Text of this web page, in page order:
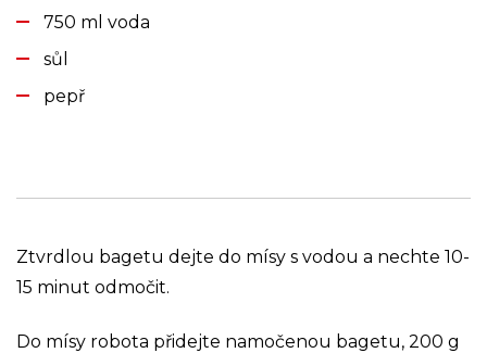
750 ml voda
sůl
pepř
Ztvrdlou bagetu dejte do mísy s vodou a nechte 10-
15 minut odmočit.
Do mísy robota přidejte namočenou bagetu, 200 g